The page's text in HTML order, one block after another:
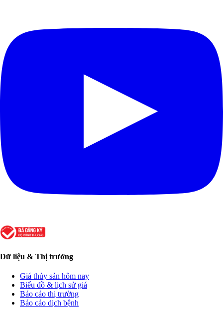
Dữ liệu & Thị trường
Giá thủy sản hôm nay
Biểu đồ & lịch sử giá
Báo cáo thị trường
Báo cáo dịch bệnh